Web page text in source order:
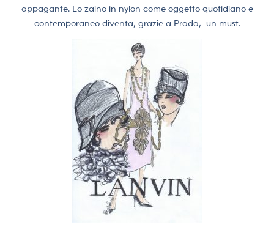
appagante. Lo zaino in nylon come oggetto quotidiano e
contemporaneo diventa, grazie a Prada,
un must.